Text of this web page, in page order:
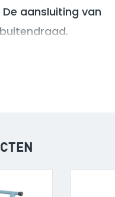
aansluiting van